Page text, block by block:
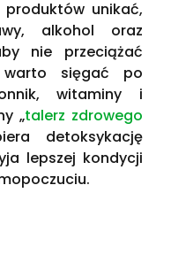
unikać,
alkohol oraz
nie przeciążać
sięgać po
witaminy i
„talerz zdrowego
detoksykację
lepszej kondycji